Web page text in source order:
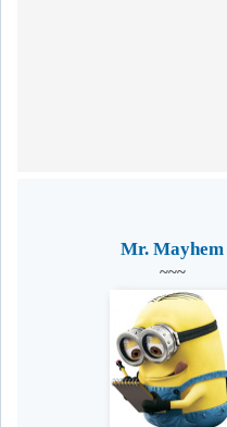
Mr. Mayhem
~~~